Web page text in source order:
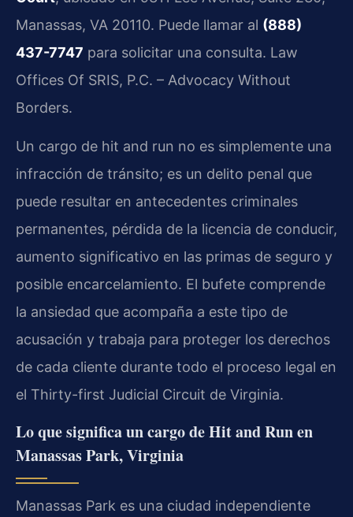
Manassas, VA 20110. Puede llamar al (888)
437-7747 para solicitar una consulta. Law
Offices Of SRIS, P.C. – Advocacy Without
Borders.
Un cargo de hit and run no es simplemente una
infracción de tránsito; es un delito penal que
puede resultar en antecedentes criminales
permanentes, pérdida de la licencia de conducir,
aumento significativo en las primas de seguro y
posible encarcelamiento. El bufete comprende
la ansiedad que acompaña a este tipo de
acusación y trabaja para proteger los derechos
de cada cliente durante todo el proceso legal en
el Thirty-first Judicial Circuit de Virginia.
Lo que significa un cargo de Hit and Run en
Manassas Park, Virginia
Manassas Park es una ciudad independiente